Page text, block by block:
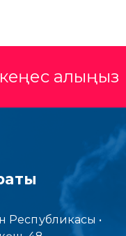
алыңыз
Республикасы •